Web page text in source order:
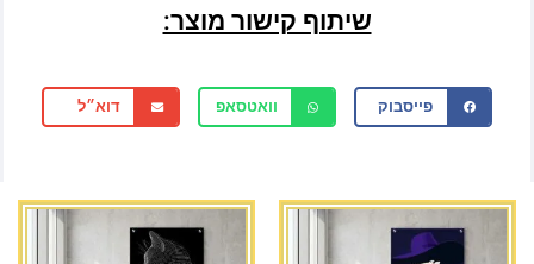
שיתוף קישור מוצר:
פייסבוק וואטסאפ דוא״ל